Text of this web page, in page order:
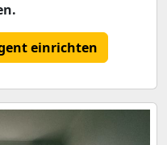
einrichten